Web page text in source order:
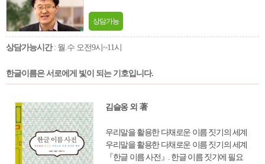
상담가능
상담가능시간: 월.수 오전9시~11시
한글이름은 서로에게 빛이 되는 기호입니다.
김슬옹 외 著
우리말을 활용한 다채로운 이름 짓기의 세계
우리말을 활용한 다채로운 이름 짓기의 세계
『한글 이름 사전』. 한글 이름 짓기에 필요